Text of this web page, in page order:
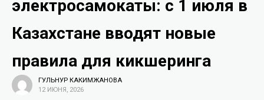
электросамокаты: с 1 июля в
Казахстане вводят новые
правила для кикшеринга
ГУЛЬНУР КАКИМЖАНОВА
12 ИЮНЯ, 2026